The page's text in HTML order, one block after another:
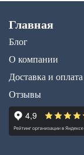
Главная
Блог
О компании
Доставка и оплата
Отзывы